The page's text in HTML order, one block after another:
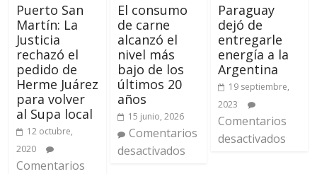
Puerto San
Martín: La
Justicia
rechazó el
pedido de
Herme Juárez
para volver
al Supa local
12 octubre,
2020
Comentarios
El consumo
de carne
alcanzó el
nivel más
bajo de los
últimos 20
años
15 junio, 2026
Comentarios
desactivados
Paraguay
dejó de
entregarle
energía a la
Argentina
19 septiembre,
2023
Comentarios
desactivados